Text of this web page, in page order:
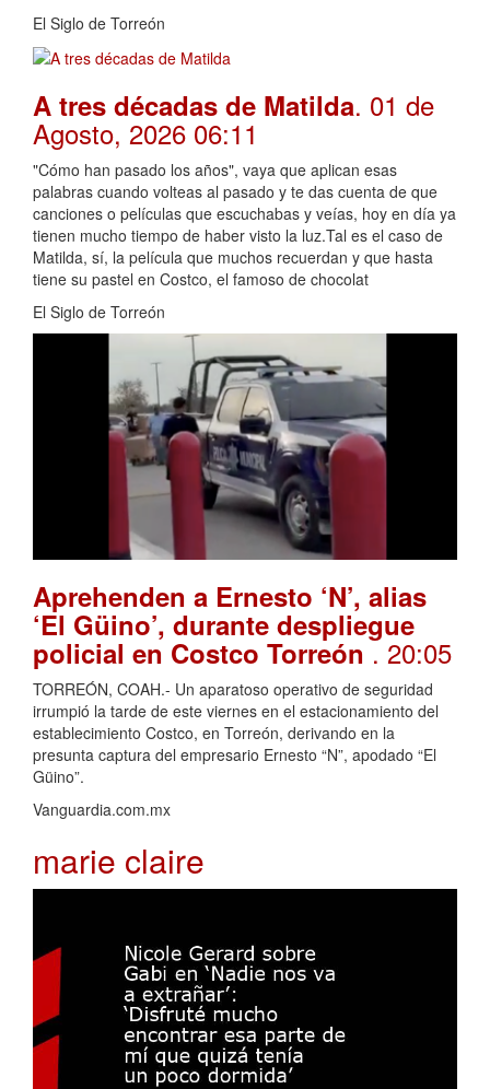
El Siglo de Torreón
A tres décadas de Matilda. 01 de
Agosto, 2026 06:11
"Cómo han pasado los años", vaya que aplican esas
palabras cuando volteas al pasado y te das cuenta de que
canciones o películas que escuchabas y veías, hoy en día ya
tienen mucho tiempo de haber visto la luz.Tal es el caso de
Matilda, sí, la película que muchos recuerdan y que hasta
tiene su pastel en Costco, el famoso de chocolat
El Siglo de Torreón
Aprehenden a Ernesto ‘N’, alias
‘El Güino’, durante despliegue
policial en Costco Torreón. 20:05
TORREÓN, COAH.- Un aparatoso operativo de seguridad
irrumpió la tarde de este viernes en el estacionamiento del
establecimiento Costco, en Torreón, derivando en la
presunta captura del empresario Ernesto “N”, apodado “El
Güino”.
Vanguardia.com.mx
marie claire